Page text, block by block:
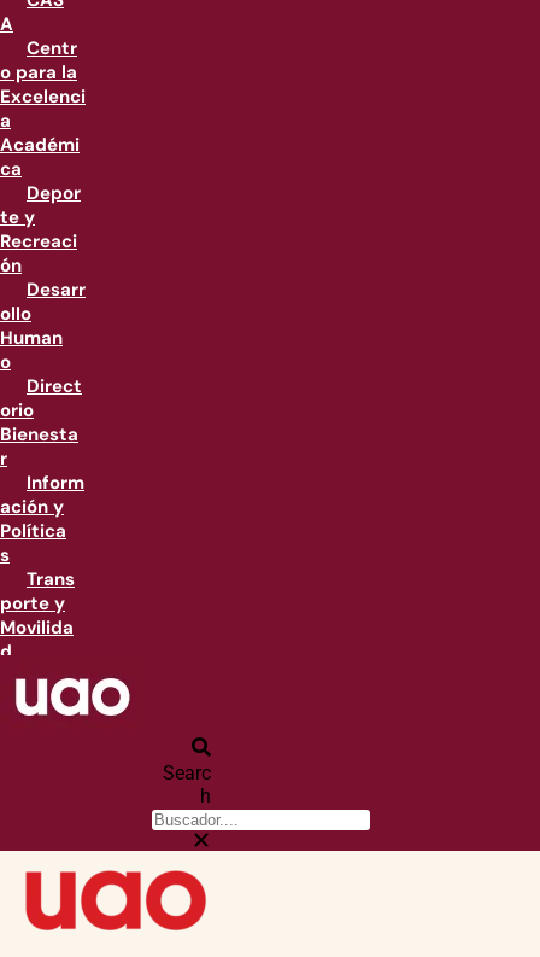
A
Centr
o para la
Excelenci
a
Académi
ca
Depor
te y
Recreaci
ón
Desarr
ollo
Human
o
Direct
orio
Bienesta
r
Inform
ación y
Política
s
Trans
porte y
Movilida
d
Searc
h